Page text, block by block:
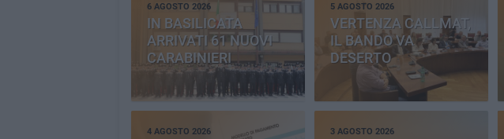
6 AGOSTO 2026
IN BASILICATA
ARRIVATI 61 NUOVI
CARABINIERI
5 AGOSTO 2026
VERTENZA CALLMAT,
IL BANDO VA
DESERTO
4 AGOSTO 2026 3 AGOSTO 2026